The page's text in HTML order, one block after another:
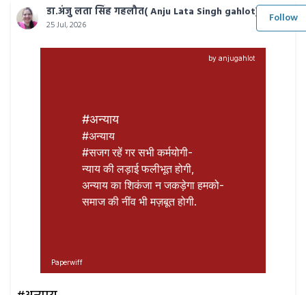
डा.अंजु लता सिंह गहलौत( Anju Lata Singh gahlot)
25 Jul, 2026 Follow
#अन्याय
#अन्याय
#सजग रहें गर सभी कर्मयोगी-
न्याय की लड़ाई फलीभूत होगी,
अन्याय का शिकंजा न जकड़ेगा हमको-
समाज की नींव भी मज़बूत होगी.
Paperwiff
by anjugahlot